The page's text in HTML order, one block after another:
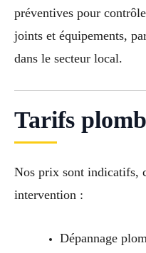
préventives pour
joints et équipements,
dans le secteur local.
Tarifs
Nos prix sont indicatifs,
intervention :
Dépannage